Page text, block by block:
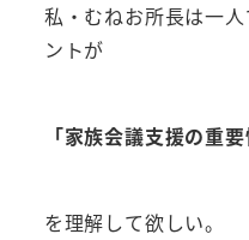
私・むねお所長は一
ントが
「家族会議支援の重要
を理解して欲しい。